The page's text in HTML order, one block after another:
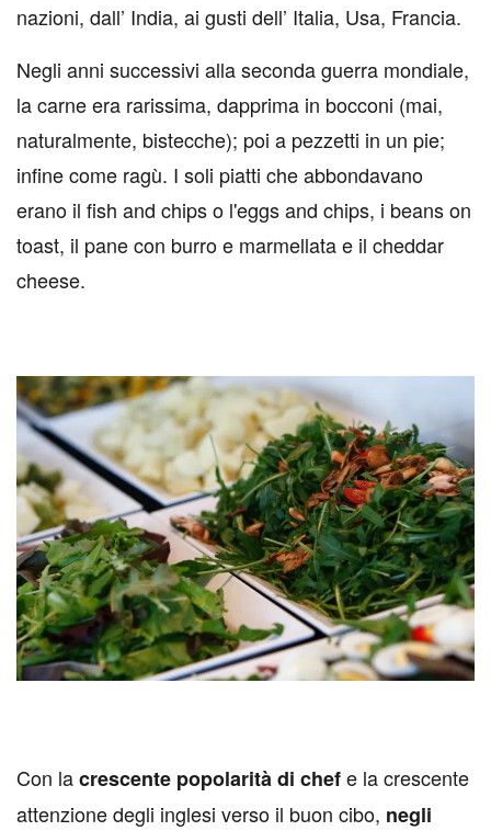
nazioni, dall’ India, ai gusti dell’ Italia, Usa, Francia.
Negli anni successivi alla seconda guerra mondiale,
la carne era rarissima, dapprima in bocconi (mai,
naturalmente, bistecche); poi a pezzetti in un pie;
infine come ragù. I soli piatti che abbondavano
erano il fish and chips o l'eggs and chips, i beans on
toast, il pane con burro e marmellata e il cheddar
cheese.
Con lacrescente popolarità di chefe la crescente
attenzione degli inglesi verso il buon cibo, negli